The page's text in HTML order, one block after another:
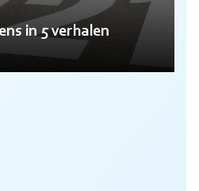
in 5 verhalen